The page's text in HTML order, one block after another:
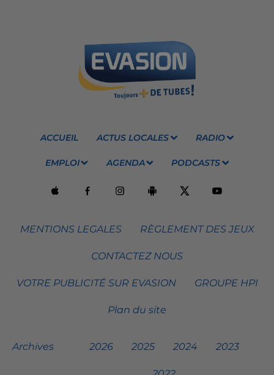
ACCUEIL ACTUS LOCALES RADIO
EMPLOI AGENDA PODCASTS
MENTIONS LEGALES RÈGLEMENT DES JEUX
CONTACTEZ NOUS
VOTRE PUBLICITÉ SUR EVASION GROUPE HPI
Plan du site
Archives 2026 2025 2024 2023